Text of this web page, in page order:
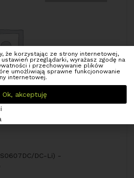
DC-Li) -
że korzystając ze strony internetowej,
przeglądarki, wyrażasz zgodę na
i przechowywanie plików
umożliwiają sprawne funkcjonowanie
internetowej.
Ok, akceptuję